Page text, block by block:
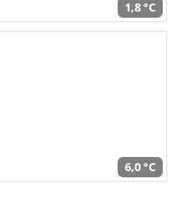
1,8 °C
6,0 °C